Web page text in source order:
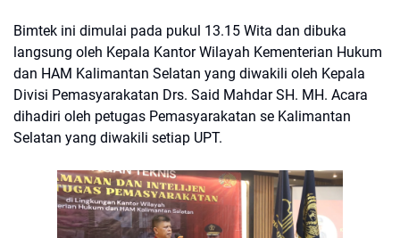
Bimtek ini dimulai pada pukul 13.15 Wita dan dibuka
langsung oleh Kepala Kantor Wilayah Kementerian Hukum
dan HAM Kalimantan Selatan yang diwakili oleh Kepala
Divisi Pemasyarakatan Drs. Said Mahdar SH. MH. Acara
dihadiri oleh petugas Pemasyarakatan se Kalimantan
Selatan yang diwakili setiap UPT.